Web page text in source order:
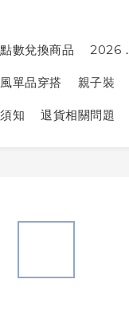
數兌換商品 2026
單品穿搭 親子裝
知 退貨相關問題